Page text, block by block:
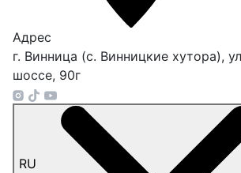
Адрес
г. Винница (с. Винницкие хутора),
шоссе, 90г
RU